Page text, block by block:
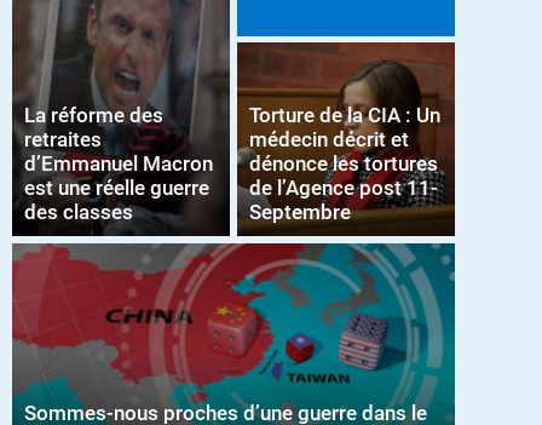
La réforme des
retraites
d’Emmanuel Macron
est une réelle guerre
des classes
Torture de la CIA : Un
médecin décrit et
dénonce les tortures
de l’Agence post 11-
Septembre
Sommes-nous proches d’une guerre dans le